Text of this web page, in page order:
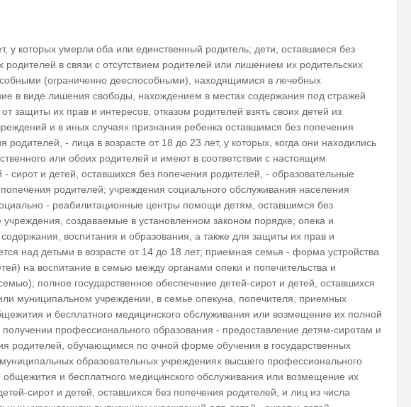
у которых умерли оба или единственный родитель; дети, оставшиеся без
в связи с отсутствием родителей или лишением их родительских
(ограниченно дееспособными), находящимися в лечебных
в виде лишения свободы, нахождением в местах содержания под стражей
их прав и интересов, отказом родителей взять своих детей из
и в иных случаях признания ребенка оставшимся без попечения
- лица в возрасте от 18 до 23 лет, у которых, когда они находились
или обоих родителей и имеют в соответствии с настоящим
и детей, оставшихся без попечения родителей, - образовательные
родителей; учреждения социального обслуживания населения
- реабилитационные центры помощи детям, оставшимся без
создаваемые в установленном законом порядке; опека и
воспитания и образования, а также для защиты их прав и
над детьми в возрасте от 14 до 18 лет; приемная семья - форма устройства
на воспитание в семью между органами опеки и попечительства и
полное государственное обеспечение детей-сирот и детей, оставшихся
муниципальном учреждении, в семье опекуна, попечителя, приемных
и бесплатного медицинского обслуживания или возмещение их полной
профессионального образования - предоставление детям-сиротам и
родителей, обучающимся по очной форме обучения в государственных
образовательных учреждениях высшего профессионального
общежития и бесплатного медицинского обслуживания или возмещение их
сирот и детей, оставшихся без попечения родителей, и лиц из числа